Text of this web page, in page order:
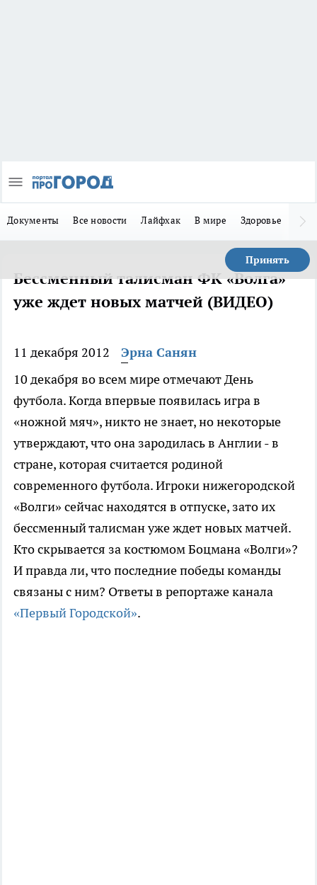
Документы Все новости Лайфхак В мире Здоровье
Принять
Бессменный талисман ФК «Волга»
уже ждет новых матчей (ВИДЕО)
11 декабря 2012
Эрна Санян
10 декабря во всем мире отмечают День
футбола. Когда впервые появилась игра в
«ножной мяч», никто не знает, но некоторые
утверждают, что она зародилась в Англии - в
стране, которая считается родиной
современного футбола. Игроки нижегородской
«Волги» сейчас находятся в отпуске, зато их
бессменный талисман уже ждет новых матчей.
Кто скрывается за костюмом Боцмана «Волги»?
И правда ли, что последние победы команды
связаны с ним? Ответы в репортаже канала
«Первый Городской».